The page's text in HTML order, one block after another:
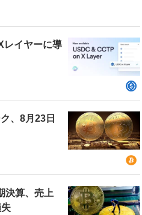
レイヤーに導
、8月23日
決算、売上